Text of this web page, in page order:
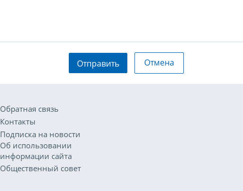
Отправить Отмена
Обратная связь
Контакты
Подписка на новости
Об использовании
информации сайта
Общественный совет